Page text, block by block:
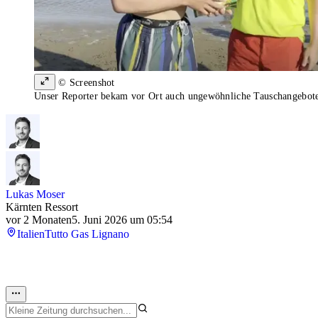
© Screenshot
Unser Reporter bekam vor Ort auch ungewöhnliche
Lukas Moser
Kärnten Ressort
vor 2 Monaten5. Juni 2026 um 05:54
ItalienTutto Gas Lignano